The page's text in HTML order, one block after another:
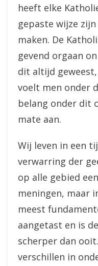
heeft elke
gepaste wijze
maken. De
gevend orgaan
dit altijd
voelt men onder
belang onder dit
mate aan.
Wij leven in een
verwarring der
op alle gebied
meningen, maar
meest
aangetast en is
scherper dan
verschillen in